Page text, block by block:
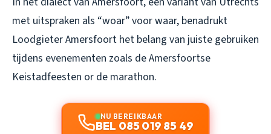
met uitspraken als “woar” voor waar, benadrukt
Loodgieter Amersfoort het belang van juiste gebruiken
tijdens evenementen zoals de Amersfoortse
Keistadfeesten or de marathon.
NU BEREIKBAAR
BEL 085 019 85 49